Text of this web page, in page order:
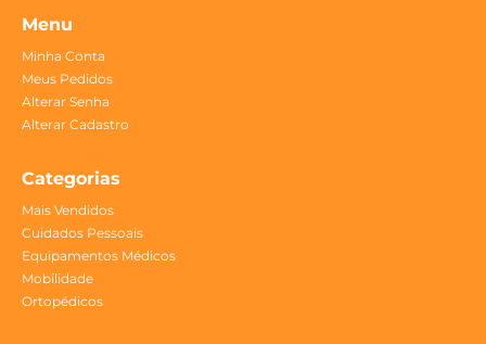
Menu
Minha Conta
Meus Pedidos
Alterar Senha
Alterar Cadastro
Categorias
Mais Vendidos
Cuidados Pessoais
Equipamentos Médicos
Mobilidade
Ortopédicos